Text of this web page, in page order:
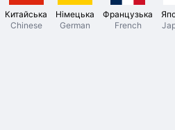
Китайська
Chinese
Німецька
German
Французька
French